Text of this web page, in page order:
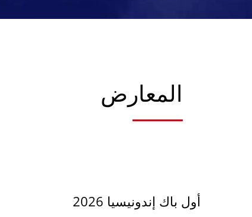
المعارض
أول باك إندونيسيا 2026